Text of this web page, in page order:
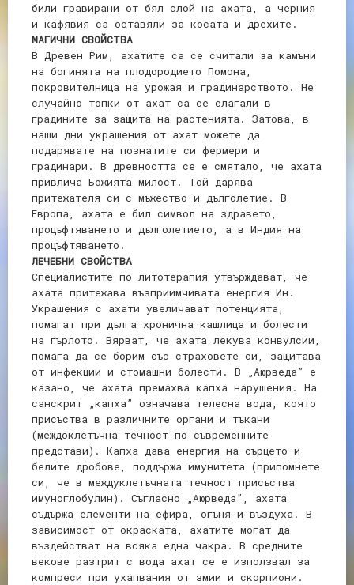
били гравирани от бял слой на ахата, а черния
и кафявия са оставяли за косата и дрехите.
МАГИЧНИ СВОЙСТВА
В Древен Рим, ахатите са се считали за камъни
на богинята на плодородието Помона,
покровителница на урожая и градинарството. Не
случайно топки от ахат са се слагали в
градините за защита на растенията. Затова, в
наши дни украшения от ахат можете да
подарявате на познатите си фермери и
градинари. В древността се е смятало, че ахата
привлича Божията милост. Той дарява
притежателя си с мъжество и дълголетие. В
Европа, ахата е бил символ на здравето,
процъфтяването и дълголетието, а в Индия на
процъфтяването.
ЛЕЧЕБНИ СВОЙСТВА
Специалистите по литотерапия утвърждават, че
ахата притежава възприимчивата енергия Ин.
Украшения с ахати увеличават потенцията,
помагат при дълга хронична кашлица и болести
на гърлото. Вярват, че ахата лекува конвулсии,
помага да се борим със страховете си, защитава
от инфекции и стомашни болести. В „Аюрведа” е
казано, че ахата премахва капха нарушения. На
санскрит „капха” означава телесна вода, която
присъства в различните органи и тъкани
(междоклетъчна течност по съвременните
представи). Капха дава енергия на сърцето и
белите дробове, поддържа имунитета (припомнете
си, че в междуклетъчната течност присъства
имуноглобулин). Съгласно „Аюрведа”, ахата
съдържа елементи на ефира, огъня и въздуха. В
зависимост от окраската, ахатите могат да
въздействат на всяка една чакра. В средните
векове разтрит с вода ахат се е използвал за
компреси при ухапвания от змии и скорпиони.